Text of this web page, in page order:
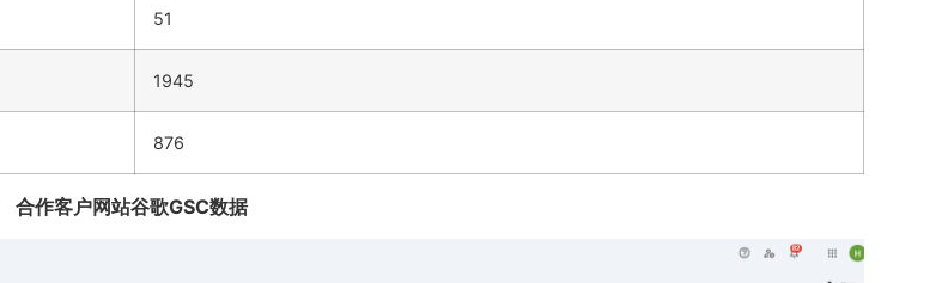
51
1945
876
合作客户网站谷歌GSC数据